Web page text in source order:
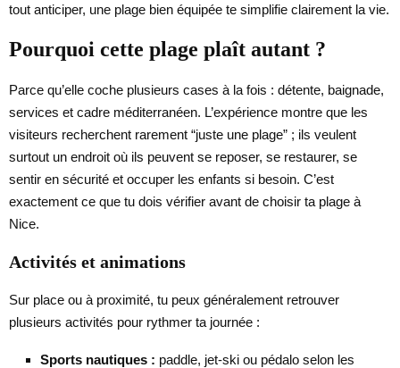
tout anticiper, une plage bien équipée te simplifie clairement la vie.
Pourquoi cette plage plaît autant ?
Parce qu’elle coche plusieurs cases à la fois : détente, baignade,
services et cadre méditerranéen. L’expérience montre que les
visiteurs recherchent rarement “juste une plage” ; ils veulent
surtout un endroit où ils peuvent se reposer, se restaurer, se
sentir en sécurité et occuper les enfants si besoin. C’est
exactement ce que tu dois vérifier avant de choisir ta plage à
Nice.
Activités et animations
Sur place ou à proximité, tu peux généralement retrouver
plusieurs activités pour rythmer ta journée :
Sports nautiques : paddle, jet-ski ou pédalo selon les